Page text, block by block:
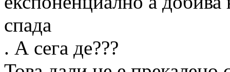
спада
. А сега де???